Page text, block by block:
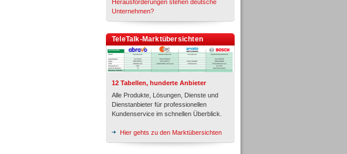
Herausforderungen stehen deutsche
Unternehmen?
TeleTalk-Marktübersichten
12 Tabellen, hunderte Anbieter
Alle Produkte, Lösungen, Dienste und
Dienstanbieter für professionellen
Kundenservice im schnellen Überblick.
Hier gehts zu den Marktübersichten